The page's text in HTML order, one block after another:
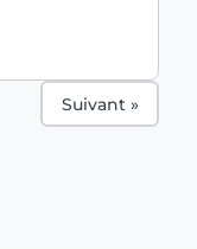
Suivant »